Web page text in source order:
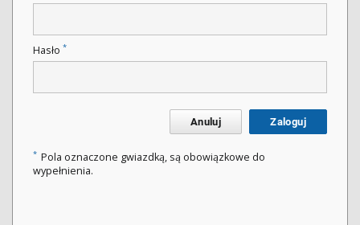
Hasło *
Anuluj Zaloguj
* Pola oznaczone gwiazdką, są obowiązkowe do
wypełnienia.